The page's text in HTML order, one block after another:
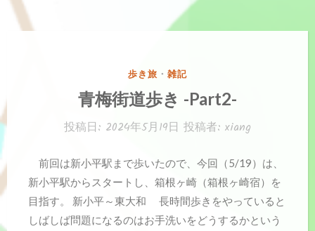
カ
テ
ゴ
リ
歩き旅 ・ 雑記
青梅街道歩き -Part2-
投稿日: 2024年5月19日 投稿者: xiang
前回は新小平駅まで歩いたので、今回（5/19）は、
新小平駅からスタートし、箱根ヶ崎（箱根ヶ崎宿）を
目指す。 新小平～東大和 長時間歩きをやっていると
しばしば問題になるのはお手洗いをどうするかという